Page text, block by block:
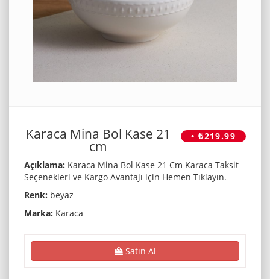
• ₺219.99
Karaca Mina Bol Kase 21
cm
Açıklama: Karaca Mina Bol Kase 21 Cm Karaca Taksit
Seçenekleri ve Kargo Avantajı için Hemen Tıklayın.
Renk: beyaz
Marka: Karaca
Satın Al